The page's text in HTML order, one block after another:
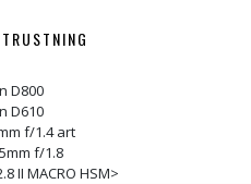
D800
D610
f/1.4 art
f/1.8
II MACRO HSM>